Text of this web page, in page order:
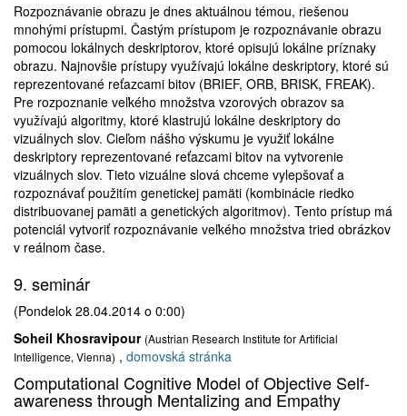
Rozpoznávanie obrazu je dnes aktuálnou témou, riešenou
mnohými prístupmi. Častým prístupom je rozpoznávanie obrazu
pomocou lokálnych deskriptorov, ktoré opisujú lokálne príznaky
obrazu. Najnovšie prístupy využívajú lokálne deskriptory, ktoré sú
reprezentované reťazcami bitov (BRIEF, ORB, BRISK, FREAK).
Pre rozpoznanie veľkého množstva vzorových obrazov sa
využívajú algoritmy, ktoré klastrujú lokálne deskriptory do
vizuálnych slov. Cieľom nášho výskumu je využiť lokálne
deskriptory reprezentované reťazcami bitov na vytvorenie
vizuálnych slov. Tieto vizuálne slová chceme vylepšovať a
rozpoznávať použitím genetickej pamäti (kombinácie riedko
distribuovanej pamäti a genetických algoritmov). Tento prístup má
potenciál vytvoriť rozpoznávanie veľkého množstva tried obrázkov
v reálnom čase.
9. seminár
(Pondelok 28.04.2014 o 0:00)
Soheil Khosravipour (Austrian Research Institute for Artificial
Intelligence, Vienna) , domovská stránka
Computational Cognitive Model of Objective Self-
awareness through Mentalizing and Empathy